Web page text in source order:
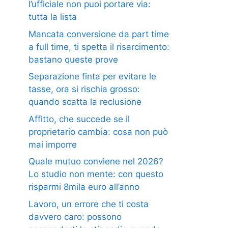
l’ufficiale non puoi portare via:
tutta la lista
Mancata conversione da part time
a full time, ti spetta il risarcimento:
bastano queste prove
Separazione finta per evitare le
tasse, ora si rischia grosso:
quando scatta la reclusione
Affitto, che succede se il
proprietario cambia: cosa non può
mai imporre
Quale mutuo conviene nel 2026?
Lo studio non mente: con questo
risparmi 8mila euro all’anno
Lavoro, un errore che ti costa
davvero caro: possono